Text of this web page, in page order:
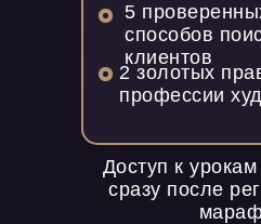
2 золотых
профессии
5
способов
клиентов
Доступ к
сразу после